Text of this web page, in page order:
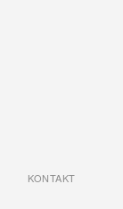
KONTAKT